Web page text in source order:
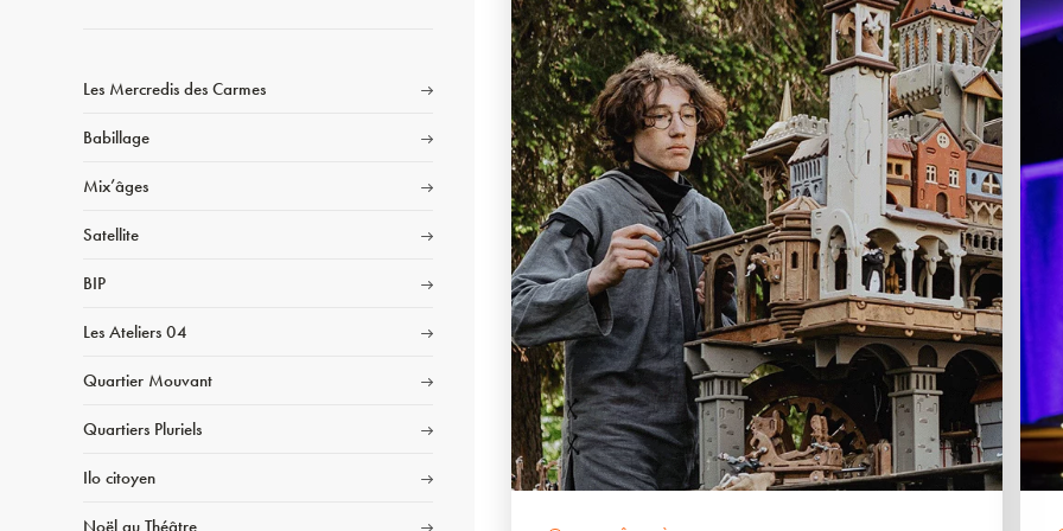
Les Mercredis des Carmes
Babillage
Mix’âges
Satellite
BIP
Les Ateliers 04
Quartier Mouvant
Quartiers Pluriels
Ilo citoyen
Noël au Théâtre